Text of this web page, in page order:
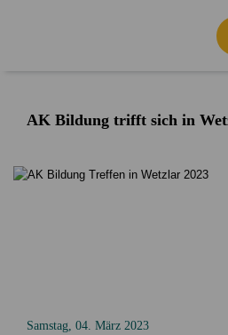
AK Bildung trifft sich in
Samstag, 04. März 2023